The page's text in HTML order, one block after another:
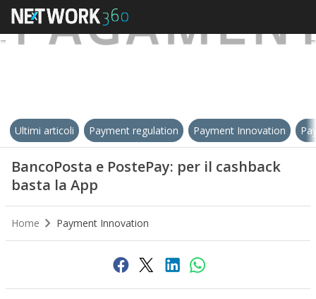
Ultimi articoli Payment regulation Payment Innovation
BancoPosta e PostePay: per il cashback
basta la App
Home Payment Innovation